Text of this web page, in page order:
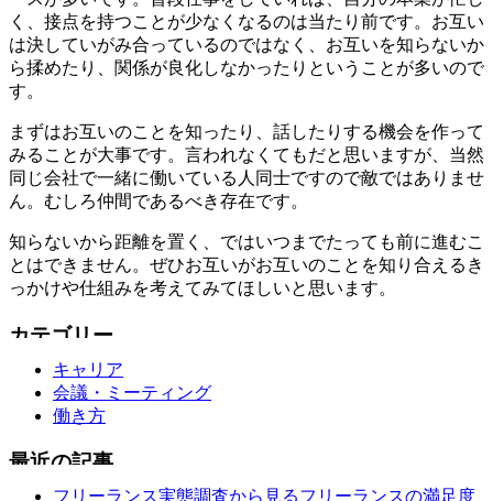
く、接点を持つことが少なくなるのは当たり前です。お互い
は決していがみ合っているのではなく、お互いを知らないか
ら揉めたり、関係が良化しなかったりということが多いので
す。
まずはお互いのことを知ったり、話したりする機会を作って
みることが大事です。言われなくてもだと思いますが、当然
同じ会社で一緒に働いている人同士ですので敵ではありませ
ん。むしろ仲間であるべき存在です。
知らないから距離を置く、ではいつまでたっても前に進むこ
とはできません。ぜひお互いがお互いのことを知り合えるき
っかけや仕組みを考えてみてほしいと思います。
キャリア
会議・ミーティング
働き方
フリーランス実態調査から見るフリーランスの満足度